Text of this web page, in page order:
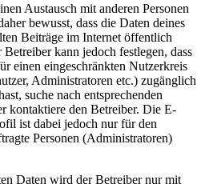
Austausch mit anderen Personen
bewusst, dass die Daten deines
Beiträge im Internet öffentlich
kann jedoch festlegen, dass
einen eingeschränkten Nutzerkreis
Administratoren etc.) zugänglich
suche nach entsprechenden
kontaktiere den Betreiber. Die E-
ist dabei jedoch nur für den
Personen (Administratoren)
Daten wird der Betreiber nur mit